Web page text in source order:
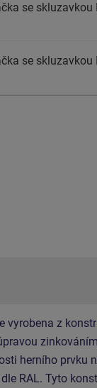
se skluzavkou
se skluzavkou
vyrobena z
herního prvku
RAL. Tyto